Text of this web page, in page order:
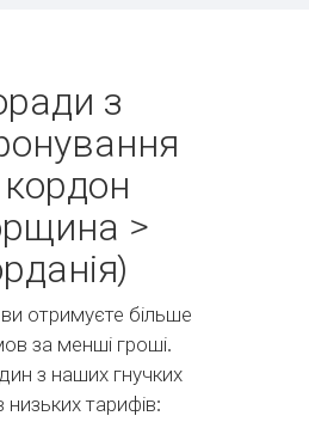
з
>
отримуєте більше
за менші гроші.
з наших гнучких
низьких тарифів: